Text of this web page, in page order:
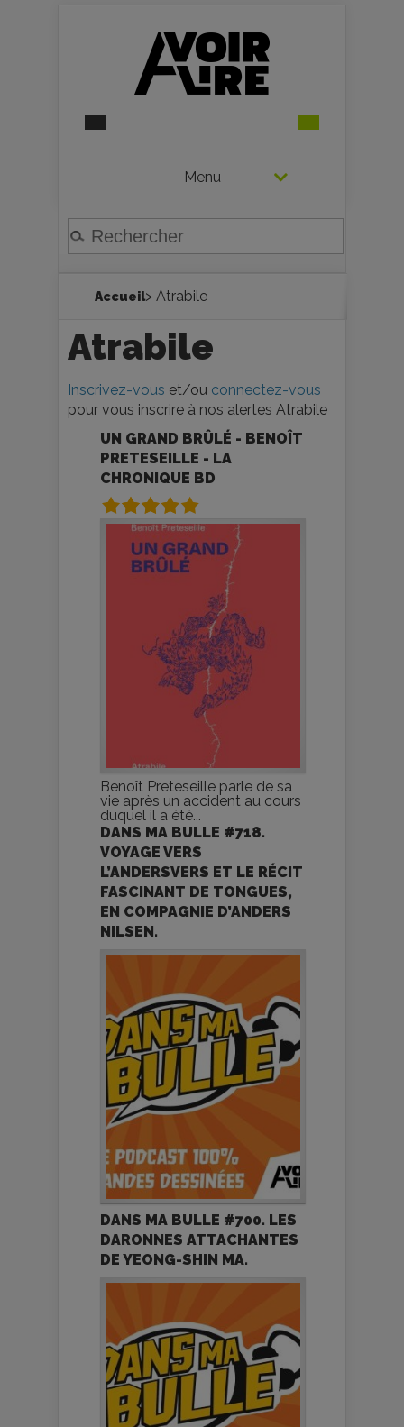
Menu
Accueil> Atrabile
Atrabile
Inscrivez-vous et/ou connectez-vous
pour vous inscrire à nos alertes Atrabile
UN GRAND BRÛLÉ - BENOÎT
PRETESEILLE - LA
CHRONIQUE BD
Benoît Preteseille parle de sa
vie après un accident au cours
duquel il a été...
DANS MA BULLE #718.
VOYAGE VERS
L’ANDERSVERS ET LE RÉCIT
FASCINANT DE TONGUES,
EN COMPAGNIE D’ANDERS
NILSEN.
DANS MA BULLE #700. LES
DARONNES ATTACHANTES
DE YEONG-SHIN MA.